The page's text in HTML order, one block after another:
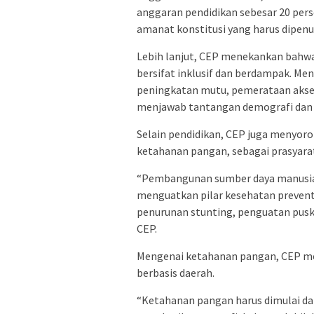
anggaran pendidikan sebesar 20
amanat konstitusi yang harus
Lebih lanjut, CEP menekankan
bersifat inklusif dan berdampak.
peningkatan mutu, pemerataan
menjawab tantangan demografi
Selain pendidikan, CEP juga
ketahanan pangan, sebagai
“Pembangunan sumber daya
menguatkan pilar kesehatan
penurunan stunting, penguatan
CEP.
Mengenai ketahanan pangan, CEP
berbasis daerah.
“Ketahanan pangan harus dimulai